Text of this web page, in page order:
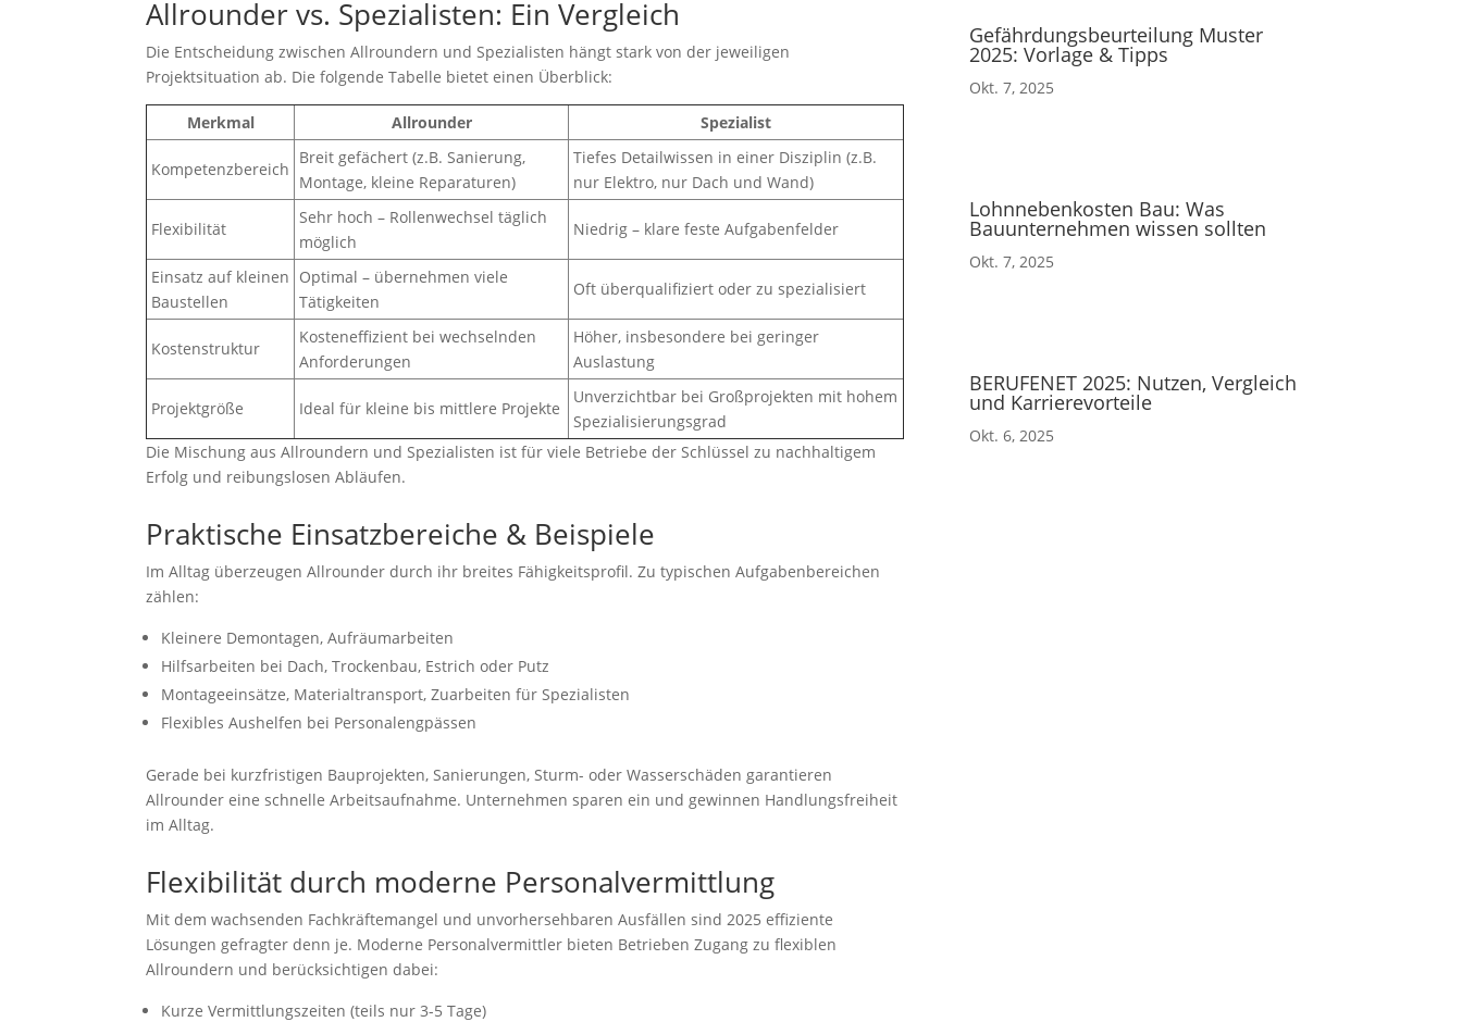
Allrounder vs. Spezialisten: Ein Vergleich
Die Entscheidung zwischen Allroundern und Spezialisten hängt stark von der jeweiligen
Projektsituation ab. Die folgende Tabelle bietet einen Überblick:
Merkmal Allrounder Spezialist
Kompetenzbereich
Breit gefächert (z.B. Sanierung,
Montage, kleine Reparaturen)
Tiefes Detailwissen in einer Disziplin (z.B.
nur Elektro, nur Dach und Wand)
Flexibilität
Sehr hoch – Rollenwechsel täglich
möglich
Niedrig – klare feste Aufgabenfelder
Einsatz auf kleinen
Baustellen
Optimal – übernehmen viele
Tätigkeiten
Oft überqualifiziert oder zu spezialisiert
Kostenstruktur
Kosteneffizient bei wechselnden
Anforderungen
Höher, insbesondere bei geringer
Auslastung
Projektgröße Ideal für kleine bis mittlere Projekte
Unverzichtbar bei Großprojekten mit hohem
Spezialisierungsgrad
Die Mischung aus Allroundern und Spezialisten ist für viele Betriebe der Schlüssel zu nachhaltigem
Erfolg und reibungslosen Abläufen.
Praktische Einsatzbereiche & Beispiele
Im Alltag überzeugen Allrounder durch ihr breites Fähigkeitsprofil. Zu typischen Aufgabenbereichen
zählen:
Kleinere Demontagen, Aufräumarbeiten
Hilfsarbeiten bei Dach, Trockenbau, Estrich oder Putz
Montageeinsätze, Materialtransport, Zuarbeiten für Spezialisten
Flexibles Aushelfen bei Personalengpässen
Gerade bei kurzfristigen Bauprojekten, Sanierungen, Sturm- oder Wasserschäden garantieren
Allrounder eine schnelle Arbeitsaufnahme. Unternehmen sparen ein und gewinnen Handlungsfreiheit
im Alltag.
Flexibilität durch moderne Personalvermittlung
Mit dem wachsenden Fachkräftemangel und unvorhersehbaren Ausfällen sind 2025 effiziente
Lösungen gefragter denn je. Moderne Personalvermittler bieten Betrieben Zugang zu flexiblen
Allroundern und berücksichtigen dabei:
Kurze Vermittlungszeiten (teils nur 3-5 Tage)
Gefährdungsbeurteilung Muster
2025: Vorlage & Tipps
Okt. 7, 2025
Lohnnebenkosten Bau: Was
Bauunternehmen wissen sollten
Okt. 7, 2025
BERUFENET 2025: Nutzen, Vergleich
und Karrierevorteile
Okt. 6, 2025